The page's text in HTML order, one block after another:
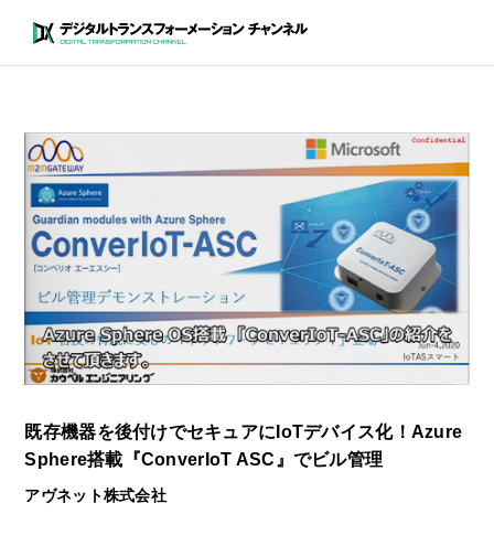
既存機器を後付けでセキュアにIoTデバイス化！Azure
Sphere搭載『ConverIoT ASC』でビル管理
アヴネット株式会社